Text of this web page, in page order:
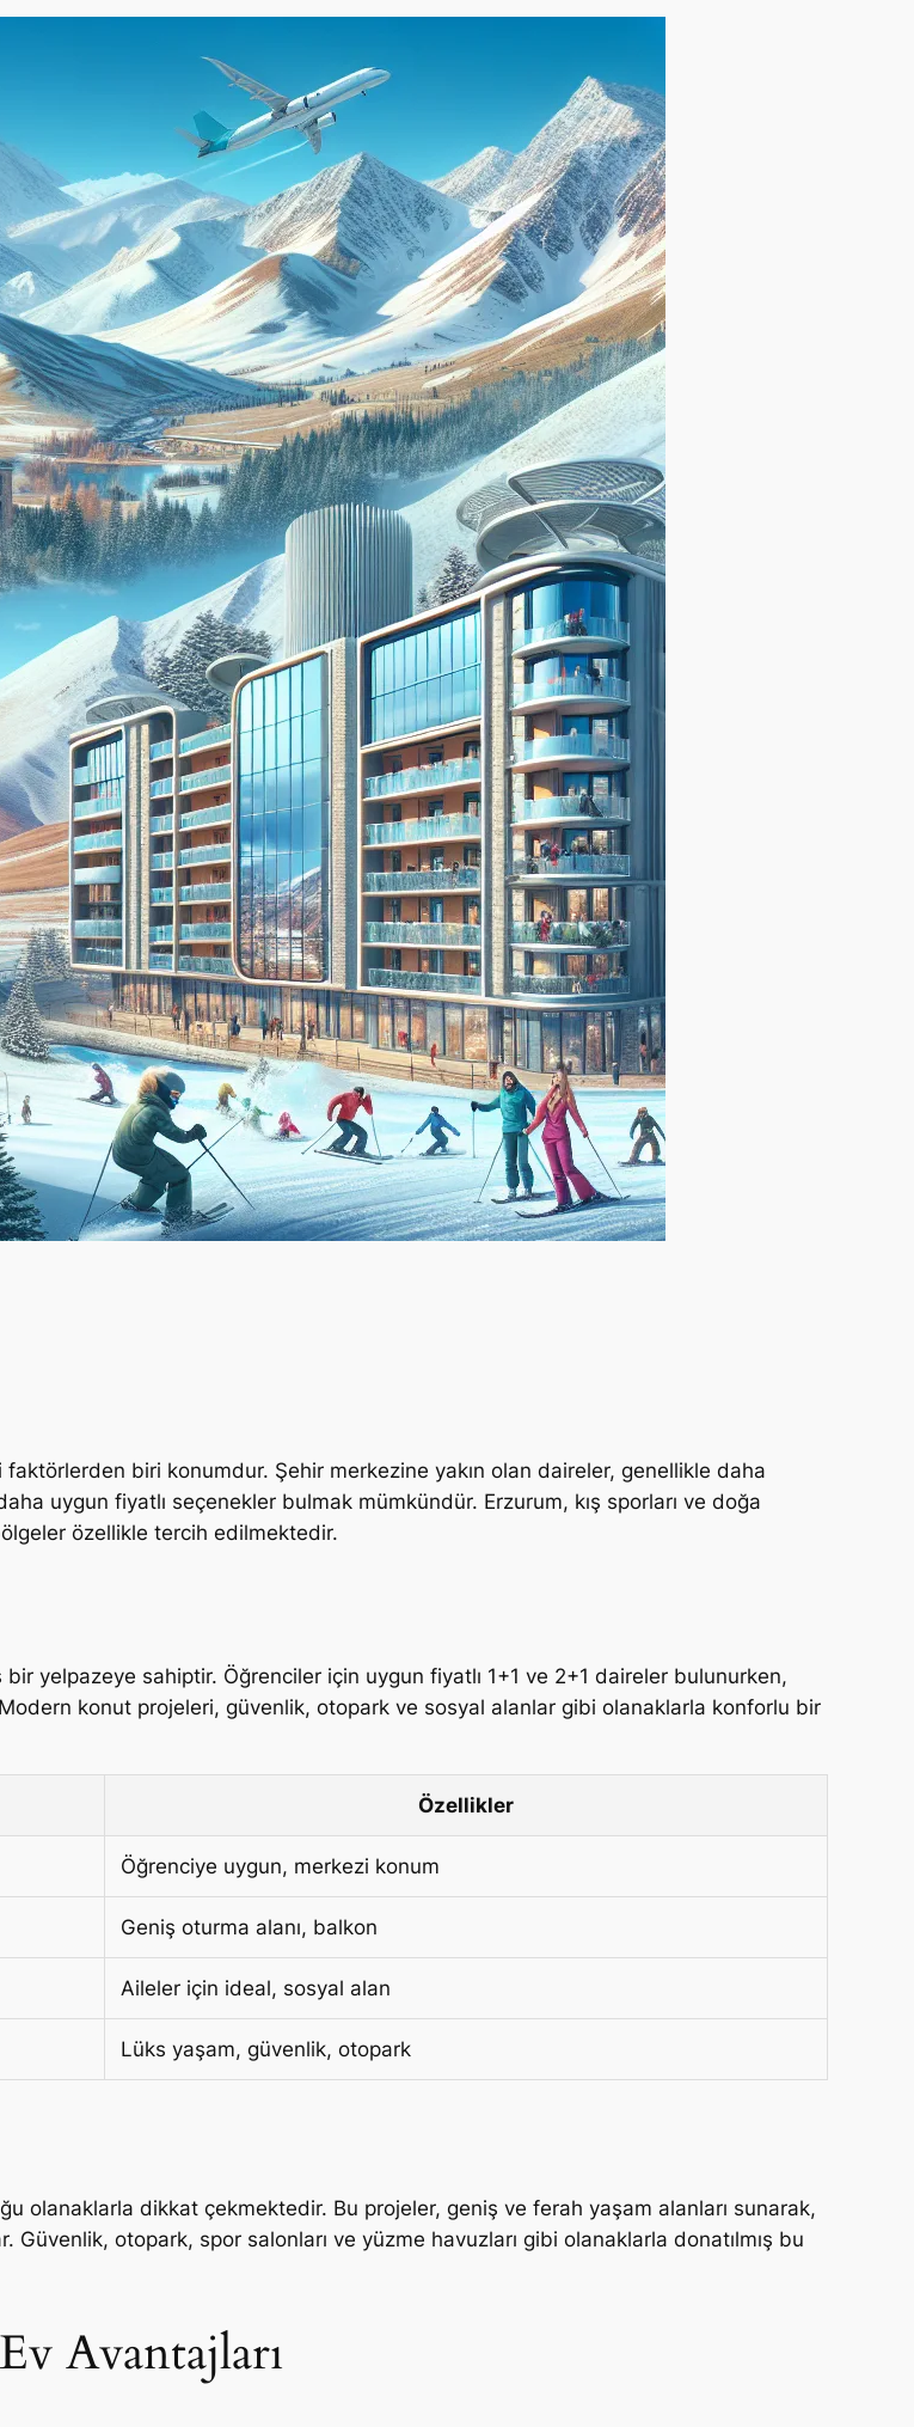
biri konumdur. Şehir merkezine yakın olan daireler, genellikle daha
uygun fiyatlı seçenekler bulmak mümkündür. Erzurum, kış sporları ve doğa
özellikle tercih edilmektedir.
bir yelpazeye sahiptir. Öğrenciler için uygun fiyatlı 1+1 ve 2+1 daireler bulunurken,
konut projeleri, güvenlik, otopark ve sosyal alanlar gibi olanaklarla konforlu bir
Özellikler
Öğrenciye uygun, merkezi konum
Geniş oturma alanı, balkon
Aileler için ideal, sosyal alan
Lüks yaşam, güvenlik, otopark
olanaklarla dikkat çekmektedir. Bu projeler, geniş ve ferah yaşam alanları sunarak,
otopark, spor salonları ve yüzme havuzları gibi olanaklarla donatılmış bu
Avantajları